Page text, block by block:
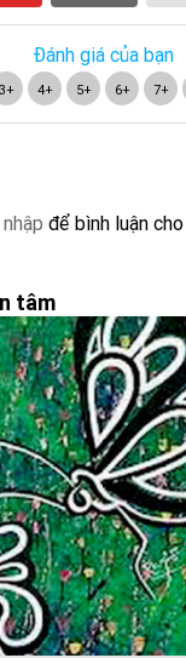
Đánh giá của bạn
3+ 4+ 5+ 6+ 7+
để bình luận
tâm